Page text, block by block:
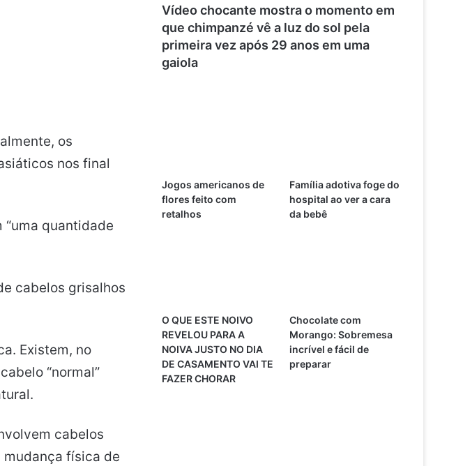
os
nos final
“uma quantidade
cabelos grisalhos
Existem, no
“normal”
cabelos
física de
Vídeo chocante mostra o momento em
que chimpanzé vê a luz do sol pela
primeira vez após 29 anos em uma
gaiola
Jogos americanos de
flores feito com
retalhos
Família adotiva foge do
hospital ao ver a cara
da bebê
O QUE ESTE NOIVO
REVELOU PARA A
NOIVA JUSTO NO DIA
DE CASAMENTO VAI TE
FAZER CHORAR
Chocolate com
Morango: Sobremesa
incrível e fácil de
preparar